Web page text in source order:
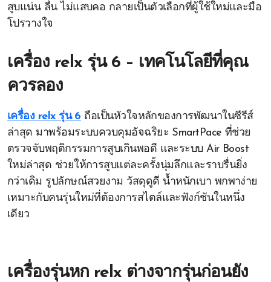
สูบแน่น ลื่น ไม่แสบคอ กลายเป็นตัวเลือกที่ผู้ใช้ใหม่และมือ
โปรวางใจ
เครื่อง relx รุ่น 6 – เทคโนโลยีที่คุณ
ควรลอง
เครื่อง relx รุ่น 6 ถือเป็นหัวใจหลักของการพัฒนาในซีรีส์
ล่าสุด มาพร้อมระบบควบคุมอัจฉริยะ SmartPace ที่ช่วย
ตรวจจับพฤติกรรมการสูบเกินพอดี และระบบ Air Boost
ใหม่ล่าสุด ช่วยให้การสูบแต่ละครั้งนุ่มลึกและราบรื่นยิ่ง
กว่าเดิม รูปลักษณ์สวยงาม วัสดุดูดี น้ำหนักเบา พกพาง่าย
เหมาะกับคนรุ่นใหม่ที่ต้องการสไตล์และฟังก์ชันในหนึ่ง
เดียว
เครื่องรุ่นหก relx ต่างจากรุ่นก่อนยัง